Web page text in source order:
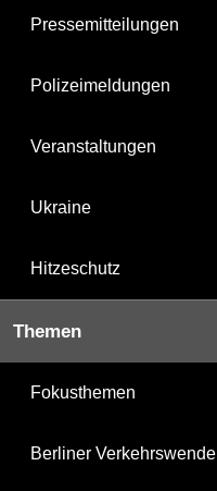
Pressemitteilungen
Polizeimeldungen
Veranstaltungen
Ukraine
Hitzeschutz
Themen
Fokusthemen
Berliner Verkehrswende